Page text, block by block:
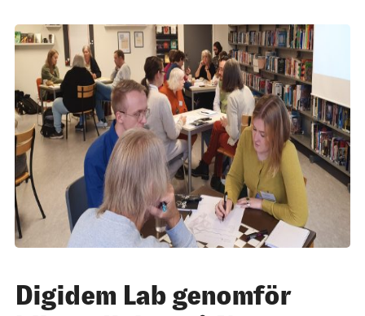
Digidem Lab genomför